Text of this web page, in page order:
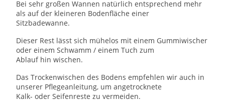
Bei sehr großen Wannen natürlich entsprechend mehr
als auf der kleineren Bodenfläche einer
Sitzbadewanne.
Dieser Rest lässt sich mühelos mit einem Gummiwischer
oder einem Schwamm / einem Tuch zum
Ablauf hin wischen.
Das Trockenwischen des Bodens empfehlen wir auch in
unserer Pflegeanleitung, um angetrocknete
Kalk- oder Seifenreste zu vermeiden.